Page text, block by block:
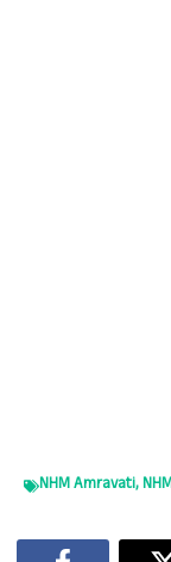
NHM Amravati,